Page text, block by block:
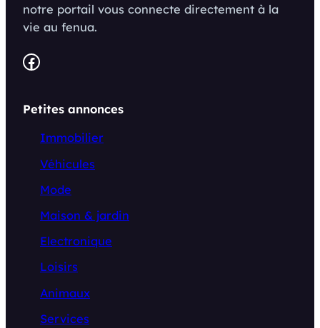
notre portail vous connecte directement à la
vie au fenua.
Facebook
Petites annonces
Immobilier
Véhicules
Mode
Maison & jardin
Electronique
Loisirs
Animaux
Services